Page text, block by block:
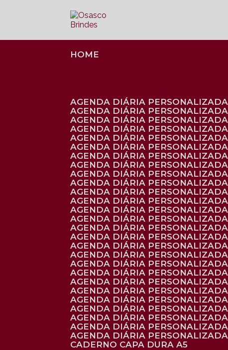
HOME
AGENDA DIÁRIA
AGENDA DIÁRIA
AGENDA DIÁRIA
AGENDA DIÁRIA
AGENDA DIÁRIA
AGENDA DIÁRIA PERSONALIZADA
AGENDA DIÁRIA PERSONALIZADA
AGENDA DIÁRIA PERSONALIZADA
AGENDA DIÁRIA
AGENDA DIÁRIA
AGENDA DIÁRIA PERSONALIZADA
AGENDA DIÁRIA
AGENDA DIÁRIA
AGENDA DIÁRIA
AGENDA DIÁRIA
AGENDA DIÁRIA PERSONALIZADA
AGENDA DIÁRIA
AGENDA DIÁRIA
AGENDA DIÁRIA
AGENDA DIÁRIA
AGENDA DIÁRIA
AGENDA DIÁRIA
AGENDA DIÁRIA
AGENDA DIÁRIA
AGENDA DIÁRIA
AGENDA DIÁRIA PERSONALIZADA
AGENDA DIÁRIA
CADERNO CAPA DURA A5